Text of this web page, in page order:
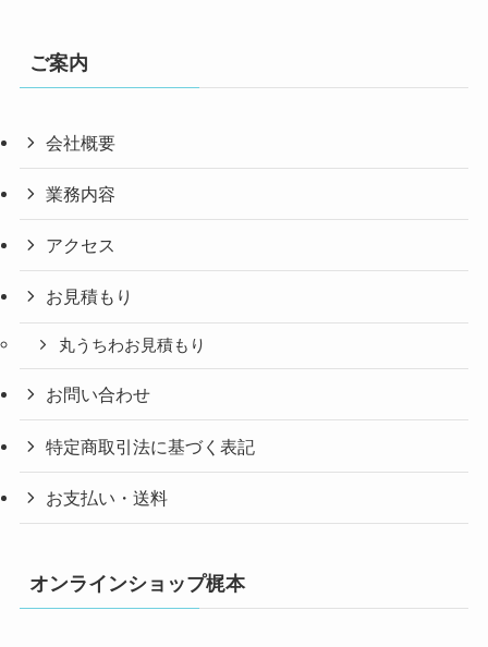
ご案内
会社概要
業務内容
アクセス
お見積もり
丸うちわお見積もり
お問い合わせ
特定商取引法に基づく表記
お支払い・送料
オンラインショップ梶本